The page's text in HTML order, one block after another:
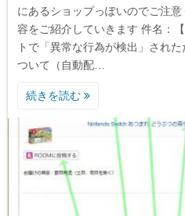
にあるショップっぽいのでご注
容をご紹介していきます 件名：
トで「異常な行為が検出」され
ついて（自動配…
続きを読む